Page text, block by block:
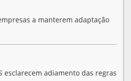
a manterem adaptação
esclarecem adiamento das regras